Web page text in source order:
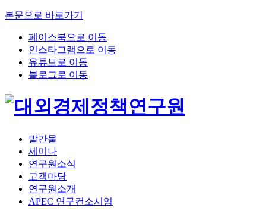
본문으로 바로가기
페이스북으로 이동
인스타그램으로 이동
유튜브로 이동
블로그로 이동
발간물
세미나
연구원소식
고객마당
연구원소개
APEC 연구컨소시엄